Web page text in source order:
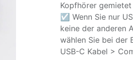
Kopfhörer
☑ Wenn Sie nur
keine der anderen
wählen Sie bei der
USB-C Kabel >